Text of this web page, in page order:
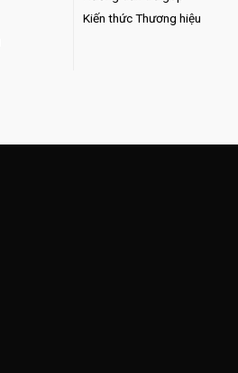
Kiến thức Thương hiệu